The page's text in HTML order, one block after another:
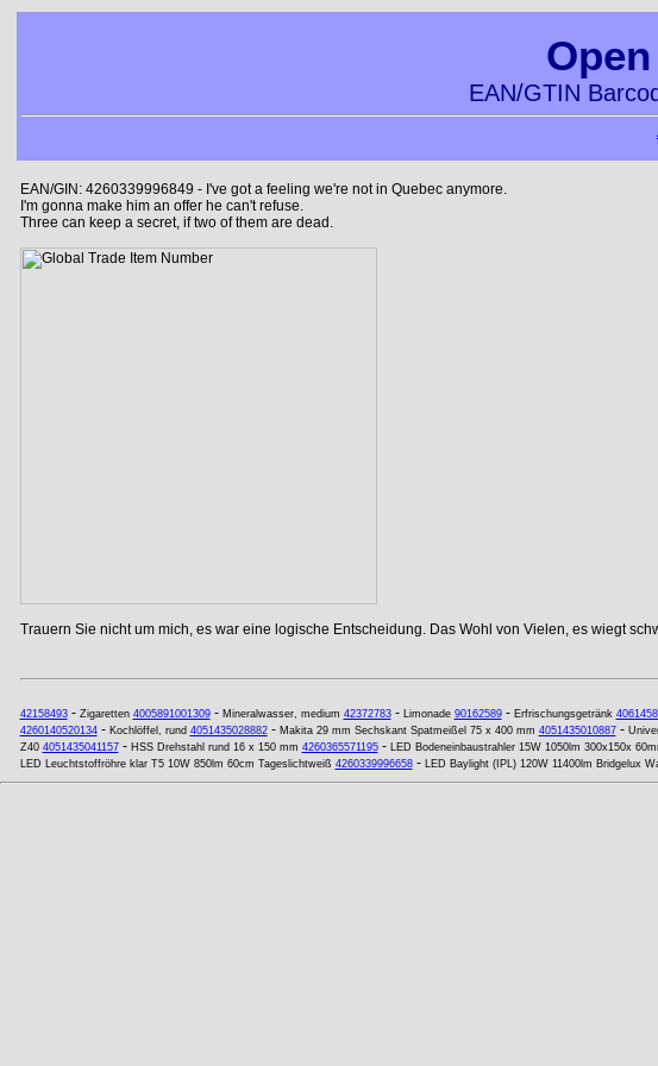
EAN/GTIN
EAN/GIN: 4260339996849 - I've got a feeling we're not in Quebec anymore.
I'm gonna make him an offer he can't refuse.
Three can keep a secret, if two of them are dead.
Trauern Sie nicht um mich, es war eine logische Entscheidung. Das Wohl von Vielen, es wiegt
42158493- Zigaretten 4005891001309- Mineralwasser, medium 42372783- Limonade 90162589- Erfrischungsgetränk
4260140520134- Kochlöffel, rund 4051435028882- Makita 29 mm Sechskant Spatmeißel 75 x 400 mm 4051435010887-
Z40 4051435041157- HSS Drehstahl rund 16 x 150 mm 4260365571195- LED Bodeneinbaustrahler 15W 1050lm 300x150x
LED Leuchtstoffröhre klar T5 10W 850lm 60cm Tageslichtweiß 4260339996658- LED Baylight (IPL) 120W 11400lm Bridgelux